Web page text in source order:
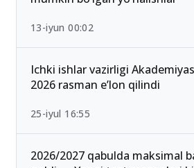
Qabul-2026: Eng past o‘tish
mumkin bo‘lgan yo‘nalishlar
13-iyun 00:02
Ichki ishlar vazirligi
2026 rasman e’lon qilindi
25-iyul 16:55